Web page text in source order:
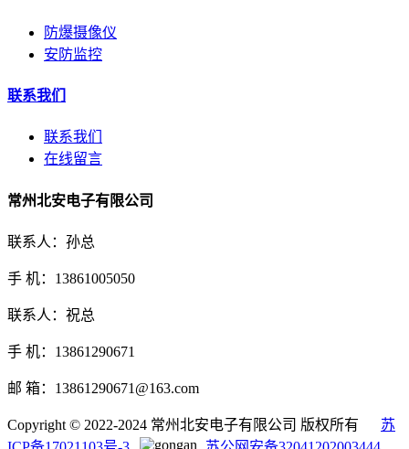
防爆摄像仪
安防监控
联系我们
联系我们
在线留言
常州北安电子有限公司
联系人：孙总
手 机：13861005050
联系人：祝总
手 机：13861290671
邮 箱：13861290671@163.com
Copyright © 2022-2024 常州北安电子有限公司 版权所有 苏